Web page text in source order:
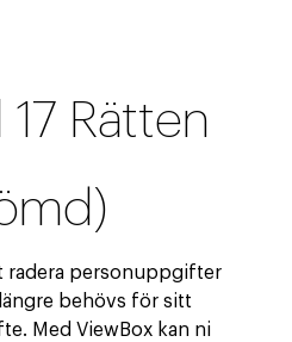
Rätten
radera personuppgifter
behövs för sitt
Med ViewBox kan ni